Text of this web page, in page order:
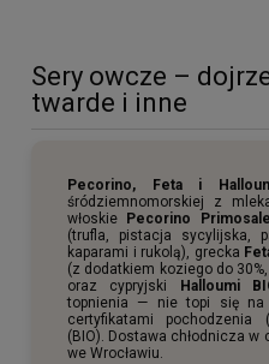
Sery owcze –
twarde i inne
Pecorino, Feta i
śródziemnomorskiej z
włoskie
Pecorino Primosale
(trufla, pistacja sycylijska,
kaparami i rukolą), grecka
(z dodatkiem koziego do
oraz cypryjski
Halloumi
topnienia — nie topi się
certyfikatami pochodzenia
(BIO). Dostawa chłodnicza w
we Wrocławiu.